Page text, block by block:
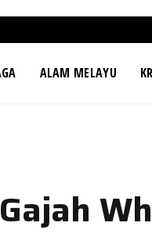
ALAM MELAYU